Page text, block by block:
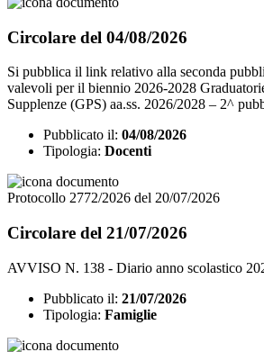
Circolare del 04/08/2026
Si pubblica il link relativo alla seconda
valevoli per il biennio 2026-2028
Supplenze (GPS) aa.ss. 2026/2028 – 2^
Pubblicato il: 04/08/2026
Tipologia: Docenti
Protocollo 2772/2026 del 20/07/2026
Circolare del 21/07/2026
AVVISO N. 138 - Diario anno scolastico
Pubblicato il: 21/07/2026
Tipologia: Famiglie